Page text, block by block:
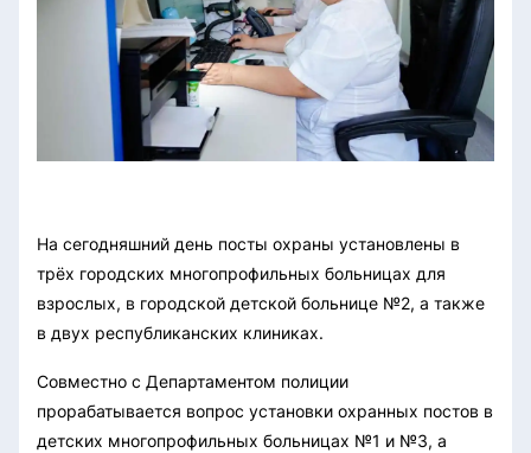
На сегодняшний день посты охраны установлены в
трёх городских многопрофильных больницах для
взрослых, в городской детской больнице №2, а также
в двух республиканских клиниках.
Совместно с Департаментом полиции
прорабатывается вопрос установки охранных постов в
детских многопрофильных больницах №1 и №3, а